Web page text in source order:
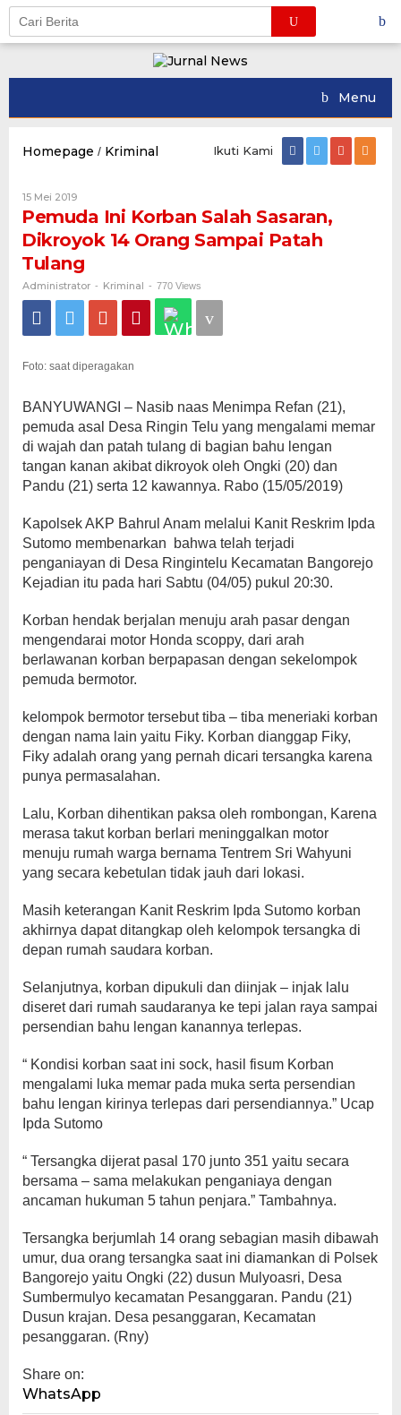
Skip
content
Menu
Homepage / KriminalPemuda
Sasaran,
Dikroyok
14
Sampai
Patah
Tulang
Ikuti Kami
15 Mei 2019Oleh
Administrator
Pemuda Ini Korban Salah Sasaran,
Dikroyok 14 Orang Sampai Patah
Tulang
Administrator - Kriminal - 770 Views
Foto: saat diperagakan
BANYUWANGI – Nasib naas Menimpa Refan (21),
pemuda asal Desa Ringin Telu yang mengalami memar
di wajah dan patah tulang di bagian bahu lengan
tangan kanan akibat dikroyok oleh Ongki (20) dan
Pandu (21) serta 12 kawannya. Rabo (15/05/2019)
Kapolsek AKP Bahrul Anam melalui Kanit Reskrim Ipda
Sutomo membenarkan
bahwa telah terjadi
penganiayan di Desa Ringintelu Kecamatan Bangorejo
Kejadian itu pada hari Sabtu (04/05) pukul 20:30.
Korban hendak berjalan menuju arah pasar dengan
mengendarai motor Honda scoppy, dari arah
berlawanan korban berpapasan dengan sekelompok
pemuda bermotor.
kelompok bermotor tersebut tiba – tiba meneriaki korban
dengan nama lain yaitu Fiky. Korban dianggap Fiky,
Fiky adalah orang yang pernah dicari tersangka karena
punya permasalahan.
Lalu, Korban dihentikan paksa oleh rombongan, Karena
merasa takut korban berlari meninggalkan motor
menuju rumah warga bernama Tentrem Sri Wahyuni
yang secara kebetulan tidak jauh dari lokasi.
Masih keterangan Kanit Reskrim Ipda Sutomo korban
akhirnya dapat ditangkap oleh kelompok tersangka di
depan rumah saudara korban.
Selanjutnya, korban dipukuli dan diinjak – injak lalu
diseret dari rumah saudaranya ke tepi jalan raya sampai
persendian bahu lengan kanannya terlepas.
“ Kondisi korban saat ini sock, hasil fisum Korban
mengalami luka memar pada muka serta persendian
bahu lengan kirinya terlepas dari persendiannya.” Ucap
Ipda Sutomo
“ Tersangka dijerat pasal 170 junto 351 yaitu secara
bersama – sama melakukan penganiaya dengan
ancaman hukuman 5 tahun penjara.” Tambahnya.
Tersangka berjumlah 14 orang sebagian masih dibawah
umur, dua orang tersangka saat ini diamankan di Polsek
Bangorejo yaitu Ongki (22) dusun Mulyoasri, Desa
Sumbermulyo kecamatan Pesanggaran. Pandu (21)
Dusun krajan. Desa pesanggaran, Kecamatan
pesanggaran. (Rny)
Share on:
WhatsApp